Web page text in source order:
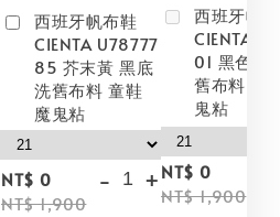
西班牙帆布鞋
CIENTA U78777
85 芥末黃 黑底
洗舊布料 童鞋
魔鬼粘
NT$ 0
NT$ 1,900
- +
西班牙帆
CIENTA
01 黑色 黑
舊布料 童
鬼粘
NT$ 0
NT$ 1,900